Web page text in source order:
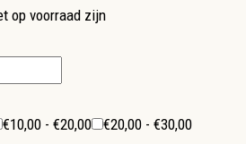
op voorraad zijn
€10,00 - €20,00
€20,00 - €30,00